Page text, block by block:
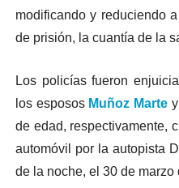
modificando y reduciendo
de prisión, la cuantía de la
Los policías fueron
los esposos Muñoz Marte
de edad, respectivamente,
automóvil por la autopista
de la noche, el 30 de marzo